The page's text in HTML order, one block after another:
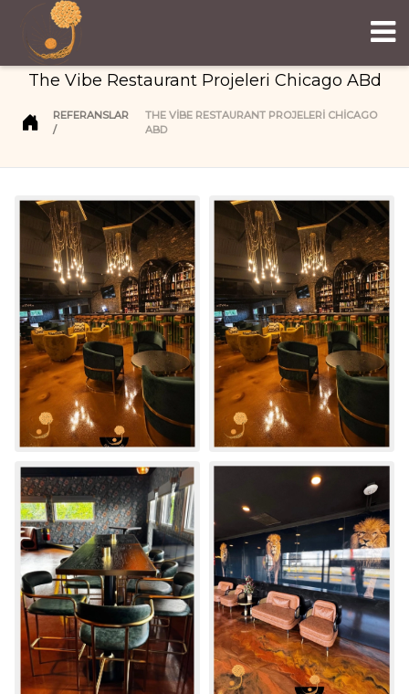
The Vibe Restaurant Projeleri Chicago ABd
REFERANSLAR
THE VIBE RESTAURANT PROJELERI CHICAGO
ABD